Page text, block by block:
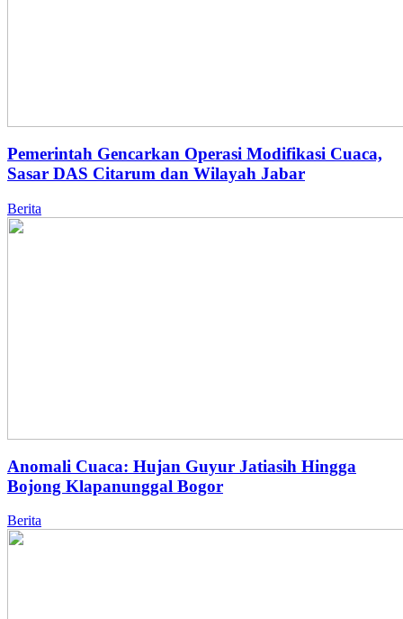
Pemerintah Gencarkan Operasi Modifikasi Cuaca,
Sasar DAS Citarum dan Wilayah Jabar
Berita
Anomali Cuaca: Hujan Guyur Jatiasih Hingga
Bojong Klapanunggal Bogor
Berita